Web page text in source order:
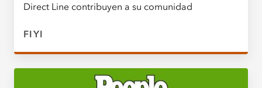
Direct Line contribuyen a su comunidad
FIYI